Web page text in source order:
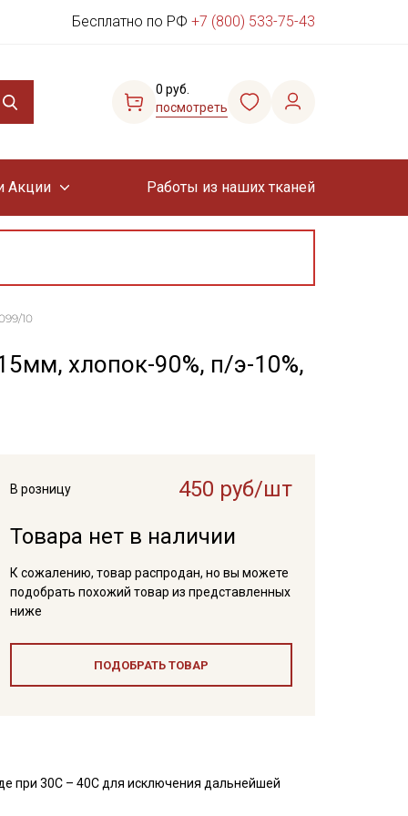
Бесплатно по РФ +7 (800) 533-75-43
0 руб.
посмотреть
Акции Работы из наших тканей
10
хлопок-90%, п/э-10%,
В розницу
450 руб/шт
Товара нет в наличии
К сожалению, товар распродан, но вы можете
подобрать похожий товар из представленных
ниже
ПОДОБРАТЬ ТОВАР
при 30С – 40С для исключения дальнейшей